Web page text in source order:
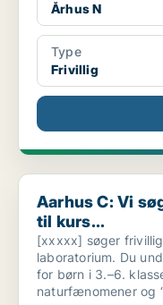
Århus N
Type
Frivillig
Aarhus C: Vi søger
Aarhus C: Vi
til kurs...
[xxxxx] søger
laboratorium. Du
for børn i 3.–6.
naturfænomener og